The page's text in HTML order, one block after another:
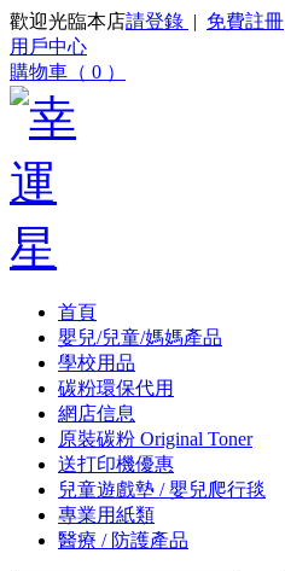
歡迎光臨本店請登錄 | 免費註冊
用戶中心
購物車（ 0 ）
首頁
嬰兒/兒童/媽媽產品
學校用品
碳粉環保代用
網店信息
原裝碳粉 Original Toner
送打印機優惠
兒童遊戲墊 / 嬰兒爬行毯
專業用紙類
醫療 / 防護產品